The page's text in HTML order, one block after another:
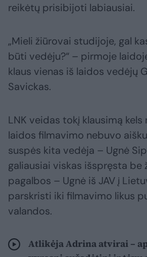
reikėtų prisibijoti labiausiai.
„Mieli žiūrovai studijoje, gal
būti vedėju?“ – pirmoje
klaus vienas iš laidos vedėjų
Savickas.
LNK veidas tokį klausimą
laidos filmavimo nebuvo
suspės kita vedėja – Ugnė
galiausiai viskas išspręsta be
pagalbos – Ugnė iš JAV į
parskristi iki filmavimo likus
valandos.
Atlikėja Adrina atvirai –